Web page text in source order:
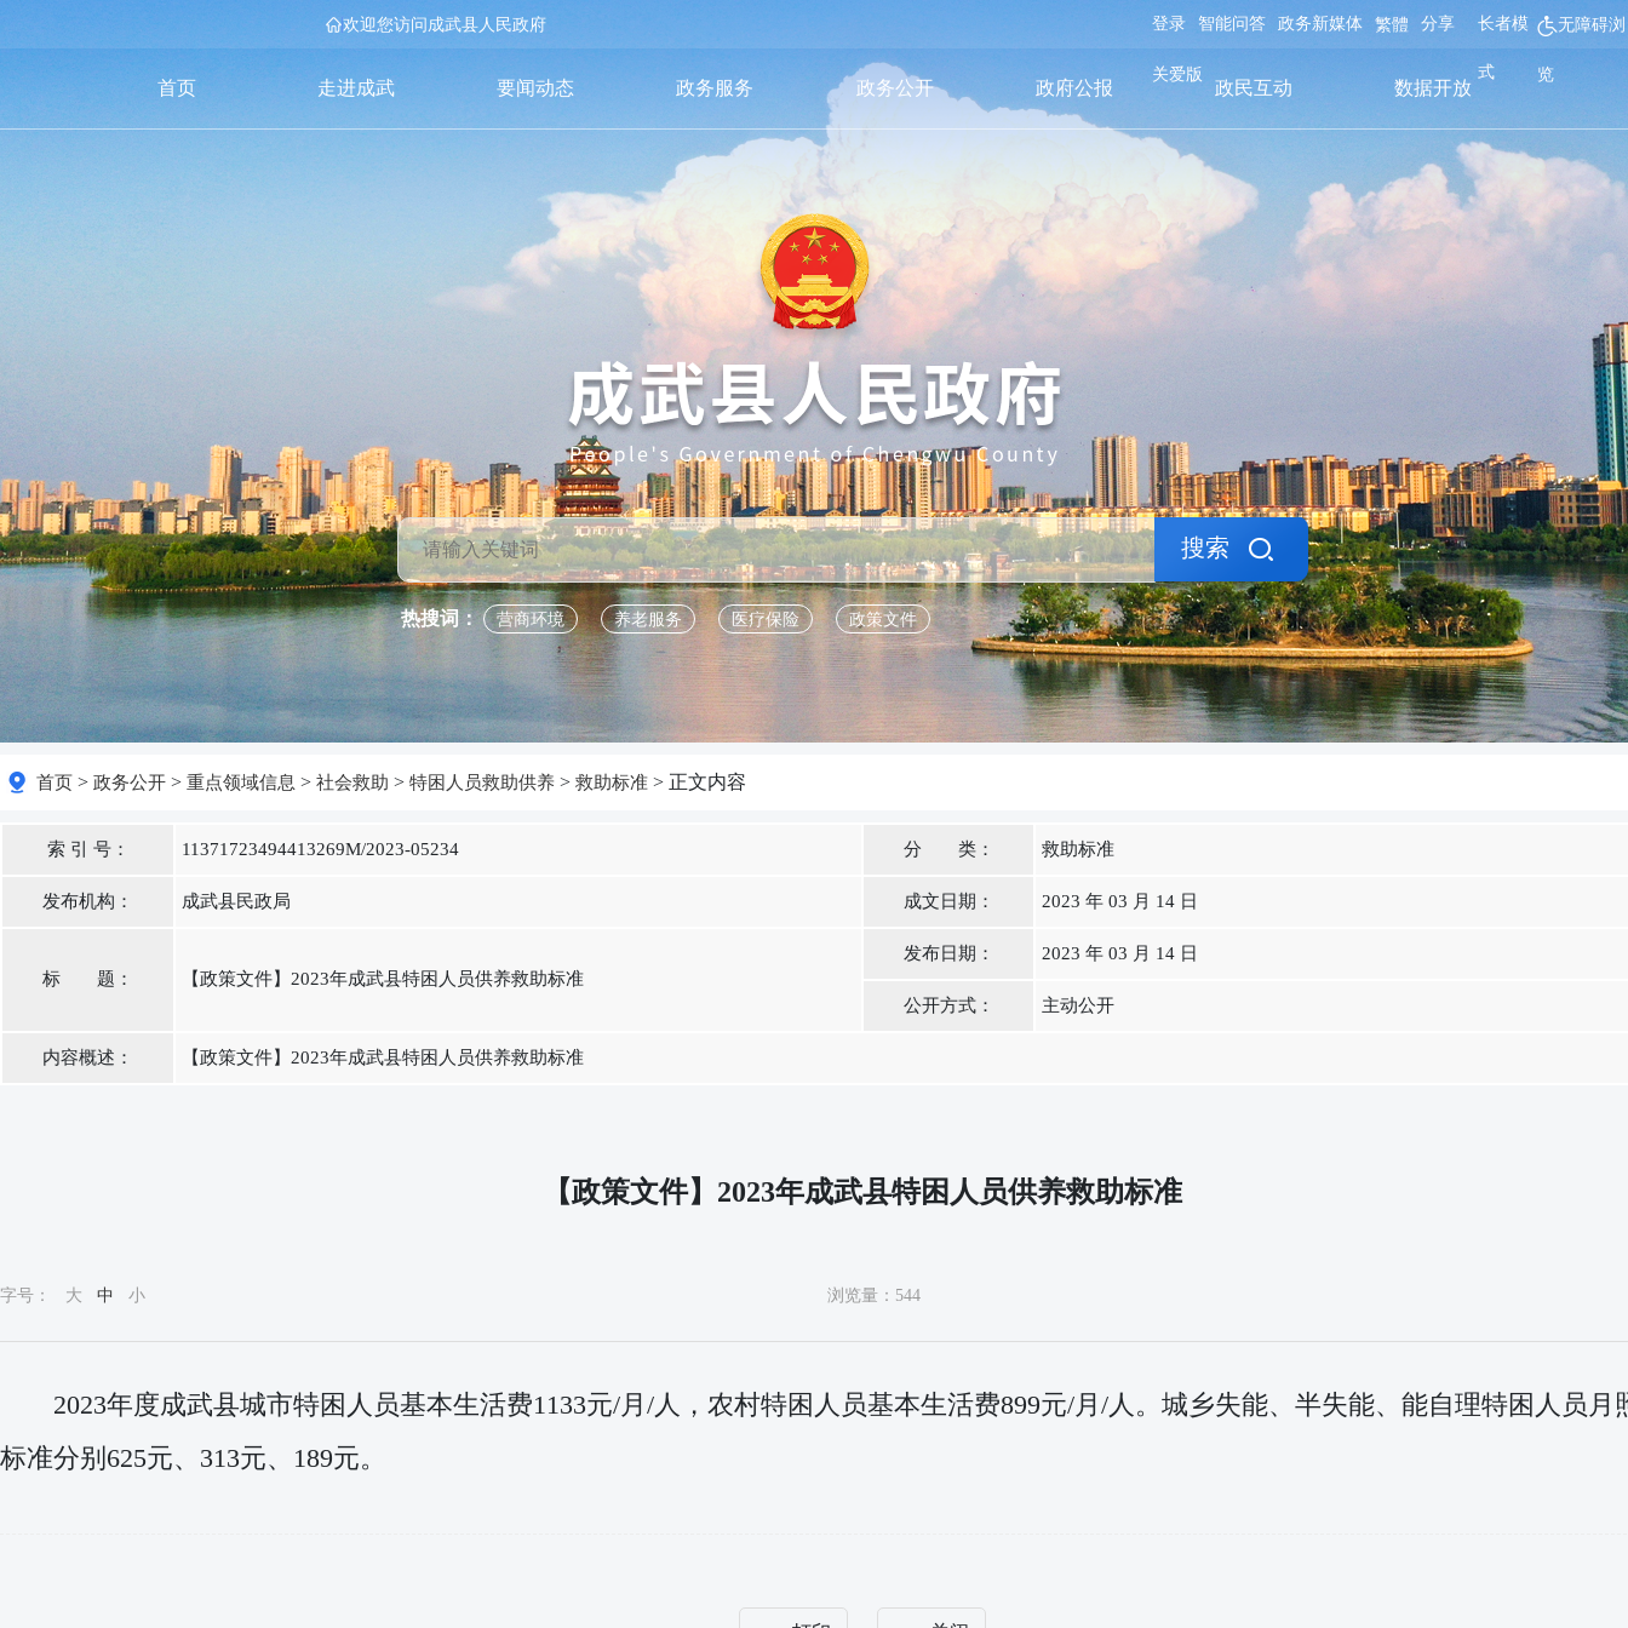
欢迎您访问成武县人民政府 登录 智能问答 政务新媒体 繁體 分享
关爱版
长者模
式
无障碍浏
览
首页 走进成武 要闻动态 政务服务 政务公开 政府公报 政民互动 数据开放
搜索
热搜词： 营商环境 养老服务 医疗保险 政策文件
首页 > 政务公开 > 重点领域信息 > 社会救助 > 特困人员救助供养 > 救助标准 > 正文内容
索 引 号： 11371723494413269M/2023-05234 分 类： 救助标准
发布机构： 成武县民政局 成文日期： 2023 年 03 月 14 日
标 题： 【政策文件】2023年成武县特困人员供养救助标准
发布日期： 2023 年 03 月 14 日
公开方式： 主动公开
内容概述： 【政策文件】2023年成武县特困人员供养救助标准
【政策文件】2023年成武县特困人员供养救助标准
字号： 大 中 小 浏览量： 544
2023年度成武县城市特困人员基本生活费1133元/月/人，农村特困人员基本生活费899元/月/人。城乡失能、半失能、能自理特困人员月
标准分别625元、313元、189元。